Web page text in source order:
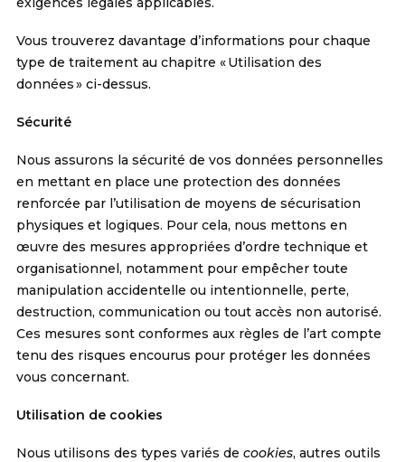
Vous trouverez davantage d’informations pour chaque
type de traitement au chapitre « Utilisation des
données » ci-dessus.
Sécurité
Nous assurons la sécurité de vos données personnelles
en mettant en place une protection des données
renforcée par l’utilisation de moyens de sécurisation
physiques et logiques. Pour cela, nous mettons en
œuvre des mesures appropriées d’ordre technique et
organisationnel, notamment pour empêcher toute
manipulation accidentelle ou intentionnelle, perte,
destruction, communication ou tout accès non autorisé.
Ces mesures sont conformes aux règles de l’art compte
tenu des risques encourus pour protéger les données
vous concernant.
Utilisation de cookies
Nous utilisons des types variés de cookies, autres outils